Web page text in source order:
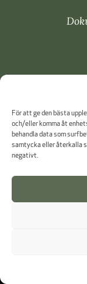
För att ge den bästa
och/eller komma åt
behandla data som
samtycka eller återkalla
negativt.